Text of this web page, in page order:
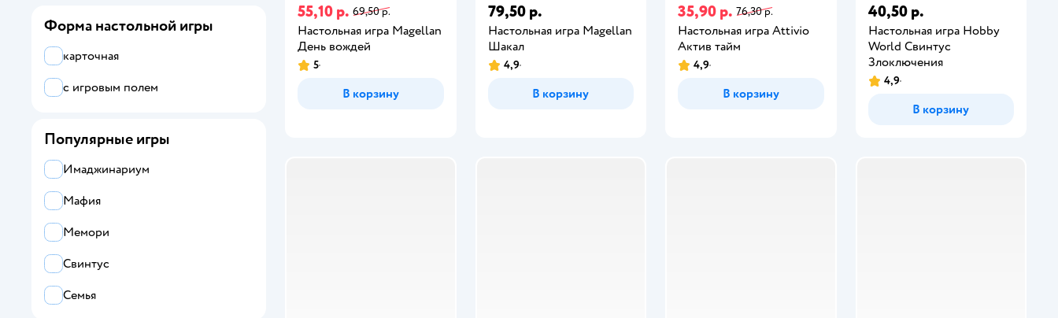
55,10 р. 69,50 р.
Настольная игра Magellan
День вождей
5
В корзину
79,50 р.
Настольная игра Magellan
Шакал
4,9
В корзину
35,90 р. 76,30 р.
Настольная игра Attivio
Актив тайм
4,9
В корзину
40,50 р.
Настольная игра Hobby
World Свинтус
Злоключения
4,9
В корзину
Форма настольной игры
карточная
с игровым полем
Популярные игры
Имаджинариум
Мафия
Мемори
Свинтус
Семья